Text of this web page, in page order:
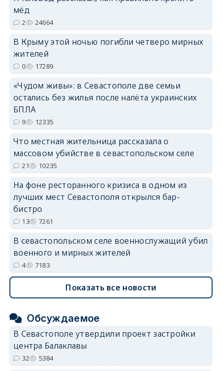
erid: 2SDnjdvhGXG
мёд
2 24664
В Крыму этой ночью погибли четверо мирных
жителей
0 17289
«Чудом живы»: в Севастополе две семьи
остались без жилья после налёта украинских
БПЛА
9 12335
Что местная жительница рассказала о
массовом убийстве в севастопольском селе
21 10235
На фоне ресторанного кризиса в одном из
лучших мест Севастополя открылся бар-
бистро
13 7261
В севастопольском селе военнослужащий убил
военного и мирных жителей
4 7183
Показать все новости
Обсуждаемое
В Севастополе утвердили проект застройки
центра Балаклавы
32 5384